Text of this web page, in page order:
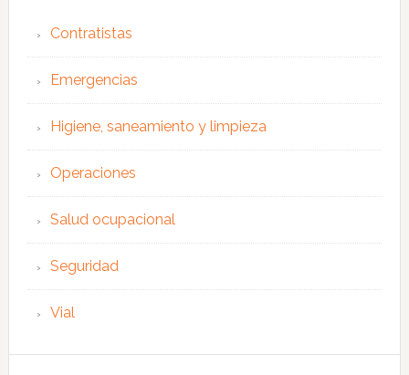
Contratistas
Emergencias
Higiene, saneamiento y limpieza
Operaciones
Salud ocupacional
Seguridad
Vial